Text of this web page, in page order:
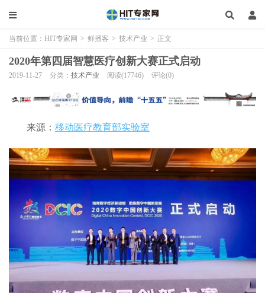
当前位置： HIT专家网 > 鲜播客 > 技术产业 > 正文
2020年第四届智慧医疗创新大赛正式启动
2019-11-27 分类： 技术产业 阅读(17746) 评论(0)
来源： 移动医疗教育部实验室